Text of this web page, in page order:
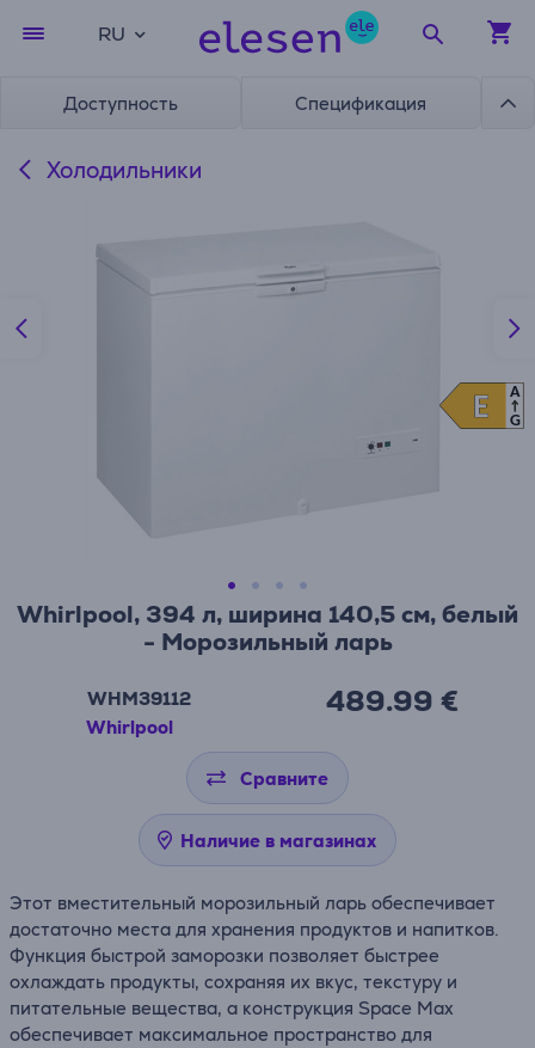
RU
Доступность Спецификация
Холодильники
Whirlpool, 394 л, ширина 140,5 см, белый
- Морозильный ларь
WHM39112
Whirlpool
489.99 €
Сравните
Наличие в магазинах
Этот вместительный морозильный ларь обеспечивает
достаточно места для хранения продуктов и напитков.
Функция быстрой заморозки позволяет быстрее
охлаждать продукты, сохраняя их вкус, текстуру и
питательные вещества, а конструкция Space Max
обеспечивает максимальное пространство для
E
E
A
G